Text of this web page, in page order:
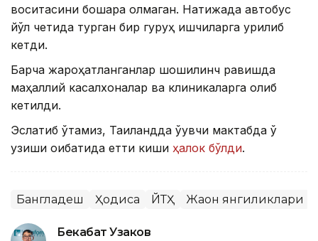
воситасини бошқара олмаган. Натижада автобус
йўл четида турган бир гуруҳ ишчиларга урилиб
кетди.
Барча жароҳатланганлар шошилинч равишда
маҳаллий касалхоналар ва клиникаларга олиб
кетилди.
Эслатиб ўтамиз, Таиландда ўқувчи мактабда ўқ
узиши оқибатида етти киши ҳалок бўлди.
Бангладеш Ҳодиса ЙТҲ Жаҳон янгиликлари
Бекабат Узаков